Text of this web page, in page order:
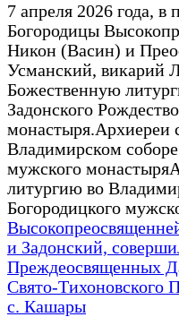
7 апреля 2026 года, в
Богородицы
Никон (Васин) и
Усманский, викарий
Божественную
Задонского
монастыря.Архиереи
Владимирском
мужского
литургию во
Богородицкого
и Задонский,
Преждеосвященных
Свято-Тихоновского
с. Кашары